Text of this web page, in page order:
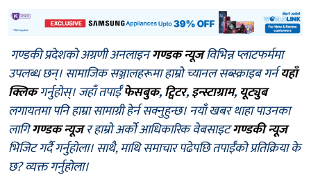
गण्डकी प्रदेशको अग्रणी अनलाइनगण्डक न्यूजविभिन्न प्लाटफर्ममा
उपलब्ध छन्। सामाजिक सञ्जालहरूमा हाम्रो च्यानल सब्स्क्राइब गर्नयहाँ
क्लिकगर्नुहोस्। जहाँ तपाईँफेसबुक,ट्विटर,इन्स्टाग्राम, यूट्युब
लगायतमा पनि हाम्रा सामाग्री हेर्न सक्नुहुन्छ। नयाँ खबर थाहा पाउनका
लागिगण्डक न्यूजर हाम्रो अर्को आधिकारिक वेबसाइटगण्डकी न्यूज
भिजिट गर्दै गर्नुहोला। साथै, माथि समाचार पढेपछि तपाईँको प्रतिक्रिया के
छ? व्यक्त गर्नुहोला।